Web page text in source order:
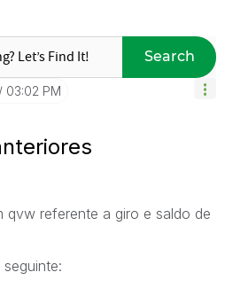
Search
03:02 PM
qvw referente a giro e saldo de